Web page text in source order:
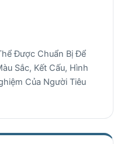
Được Chuẩn Bị Để
Sắc, Kết Cấu, Hình
Của Người Tiêu